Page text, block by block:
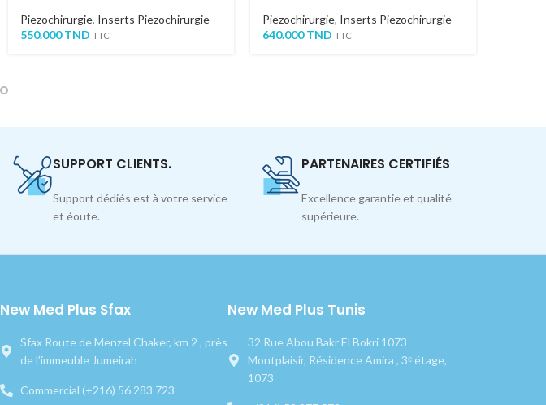
Piezochirurgie, Inserts Piezochirurgie
550.000TND TTC
Piezochirurgie, Inserts Piezochirurgie
640.000TND TTC
SUPPORT CLIENTS.
Support dédiés est à votre service
et éoute.
PARTENAIRES CERTIFIÉS
Excellence garantie et qualité
supérieure.
New Med Plus Sfax
Sfax Route de Menzel Chaker, km 2 , près
de l’immeuble Jumeirah
Commercial (+216) 56 283 723
New Med Plus Tunis
32 Rue Abou Bakr El Bokri 1073
Montplaisir, Résidence Amira , 3ᵉ étage,
1073